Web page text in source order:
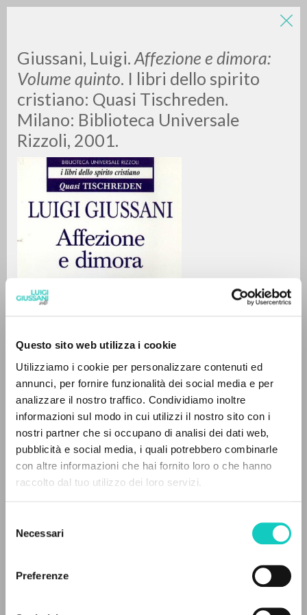
Questo sito web utilizza i cookie
Utilizziamo i cookie per personalizzare contenuti ed
annunci, per fornire funzionalità dei social media e per
analizzare il nostro traffico. Condividiamo inoltre
informazioni sul modo in cui utilizzi il nostro sito con i
nostri partner che si occupano di analisi dei dati web,
pubblicità e social media, i quali potrebbero combinarle
con altre informazioni che hai fornito loro o che hanno
raccolto dal tuo utilizzo dei loro servizi.
delNecessari
Preferenze
Giussani, Luigi. Affezione e dimora:
Volume quinto. I libri dello spirito
cristiano: Quasi Tischreden.
Milano: Biblioteca Universale
Rizzoli, 2001.
Giussani LuigiAutore
BUR
Pagine: 512
LUIGI
GIUSSANI
A
Z